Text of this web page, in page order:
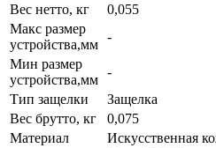
Вес нетто, кг
0,055
Макс размер
устройства,мм
-
Мин размер
устройства,мм
-
Тип защелки
Защелка
Вес брутто, кг
0,075
Материал
Искусственная